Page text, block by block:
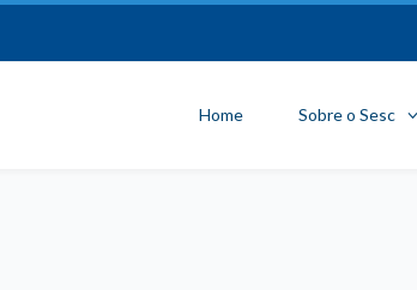
Home Sobre o Sesc